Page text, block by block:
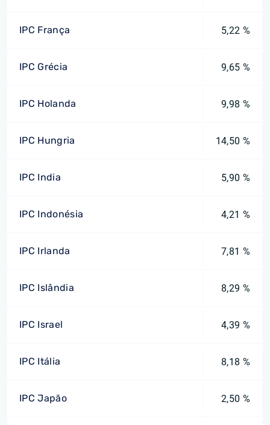
IPC França 5,22 %
IPC Grécia 9,65 %
IPC Holanda 9,98 %
IPC Hungria 14,50 %
IPC India 5,90 %
IPC Indonésia 4,21 %
IPC Irlanda 7,81 %
IPC Islândia 8,29 %
IPC Israel 4,39 %
IPC Itália 8,18 %
IPC Japão 2,50 %